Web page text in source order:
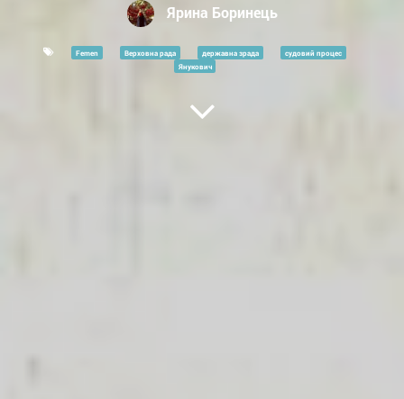
Ярина Боринець
Femen Верховна рада державна зрада
судовий процес
Янукович